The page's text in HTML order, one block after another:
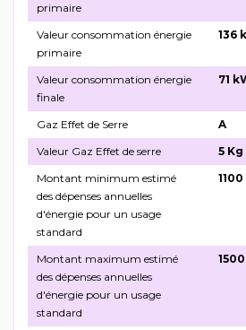
primaire
Valeur consommation énergie
primaire
136
Valeur consommation énergie
finale
71
Gaz Effet de Serre
A
Valeur Gaz Effet de serre
5
Montant minimum estimé
des dépenses annuelles
d'énergie pour un usage
standard
1100
Montant maximum estimé
des dépenses annuelles
d'énergie pour un usage
standard